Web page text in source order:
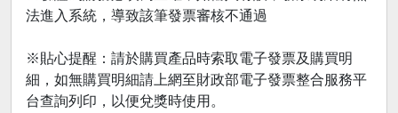
法進入系統，導致該筆發票審核不通過
※貼心提醒：請於購買產品時索取電子發票及購買明
細，如無購買明細請上網至財政部電子發票整合服務平
台查詢列印，以便兌獎時使用。